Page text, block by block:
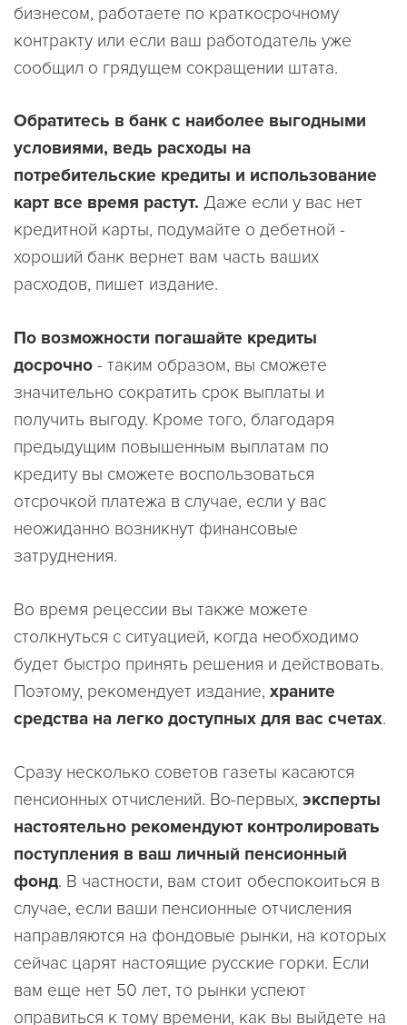
бизнесом, работаете по краткосрочному
контракту или если ваш работодатель уже
сообщил о грядущем сокращении штата.
Обратитесь в банк с наиболее выгодными
условиями, ведь расходы на
потребительские кредиты и использование
карт все время растут. Даже если у вас нет
кредитной карты, подумайте о дебетной -
хороший банк вернет вам часть ваших
расходов, пишет издание.
По возможности погашайте кредиты
досрочно - таким образом, вы сможете
значительно сократить срок выплаты и
получить выгоду. Кроме того, благодаря
предыдущим повышенным выплатам по
кредиту вы сможете воспользоваться
отсрочкой платежа в случае, если у вас
неожиданно возникнут финансовые
затруднения.
Во время рецессии вы также можете
столкнуться с ситуацией, когда необходимо
будет быстро принять решения и действовать.
Поэтому, рекомендует издание, храните
средства на легко доступных для вас счетах.
Сразу несколько советов газеты касаются
пенсионных отчислений. Во-первых, эксперты
настоятельно рекомендуют контролировать
поступления в ваш личный пенсионный
фонд. В частности, вам стоит обеспокоиться в
случае, если ваши пенсионные отчисления
направляются на фондовые рынки, на которых
сейчас царят настоящие русские горки. Если
вам еще нет 50 лет, то рынки успеют
оправиться к тому времени, как вы выйдете на